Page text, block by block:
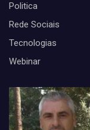
Politica
Rede Sociais
Tecnologias
Webinar